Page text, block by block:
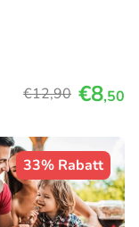
€12,90 €8,50
33% Rabatt